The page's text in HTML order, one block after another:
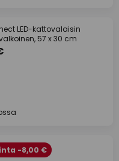
LED-kattovalaisin
57 x 30 cm
-8,00 €